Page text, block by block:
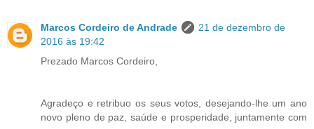
Marcos Cordeiro de Andrade
21 de dezembro de
2016 às 19:42
Prezado Marcos Cordeiro,
Agradeço e retribuo os seus votos, desejando-lhe um ano
novo pleno de paz, saúde e prosperidade, juntamente com